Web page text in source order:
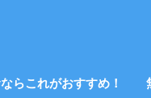
らこれがおすすめ！